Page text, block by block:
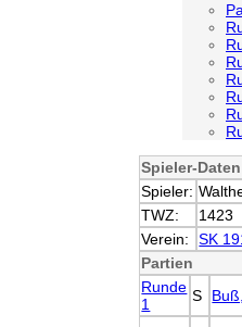
Spieler-Daten
Spieler:
TWZ:
1423
Verein:
SK
Partien
Runde
1
S